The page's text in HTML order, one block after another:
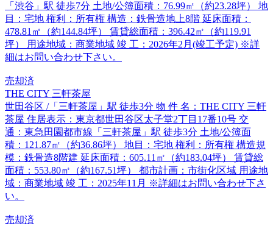
「渋谷」駅 徒歩7分 土地/公簿面積：76.99㎡（約23.28坪） 地
目：宅地 権利：所有権 構造：鉄骨造地上8階 延床面積：
478.81㎡（約144.84坪） 賃貸総面積：396.42㎡（約119.91
坪） 用途地域：商業地域 竣 工：2026年2月(竣工予定) ※詳
細はお問い合わせ下さい。
売却済
THE CITY 三軒茶屋
世田谷区 /「三軒茶屋」駅 徒歩3分 物 件 名：THE CITY 三軒
茶屋 住居表示：東京都世田谷区太子堂2丁目17番10号 交
通：東急田園都市線「三軒茶屋」駅 徒歩3分 土地/公簿面
積：121.87㎡（約36.86坪） 地目：宅地 権利：所有権 構造規
模：鉄骨造8階建 延床面積：605.11㎡（約183.04坪） 賃貸総
面積：553.80㎡（約167.51坪） 都市計画：市街化区域 用途地
域：商業地域 竣 工：2025年11月 ※詳細はお問い合わせ下さ
い。
売却済